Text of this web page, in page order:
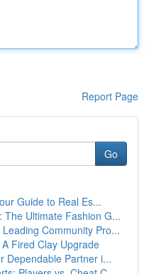
Report Page
Go
Guide to Real Es...
Ultimate Fashion G...
Community Pro...
Fired Clay Upgrade
Dependable Partner i...